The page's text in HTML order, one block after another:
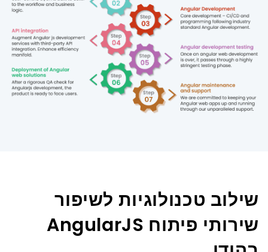
שילוב טכנולוגיות לשיפור
שירותי פיתוח AngularJS